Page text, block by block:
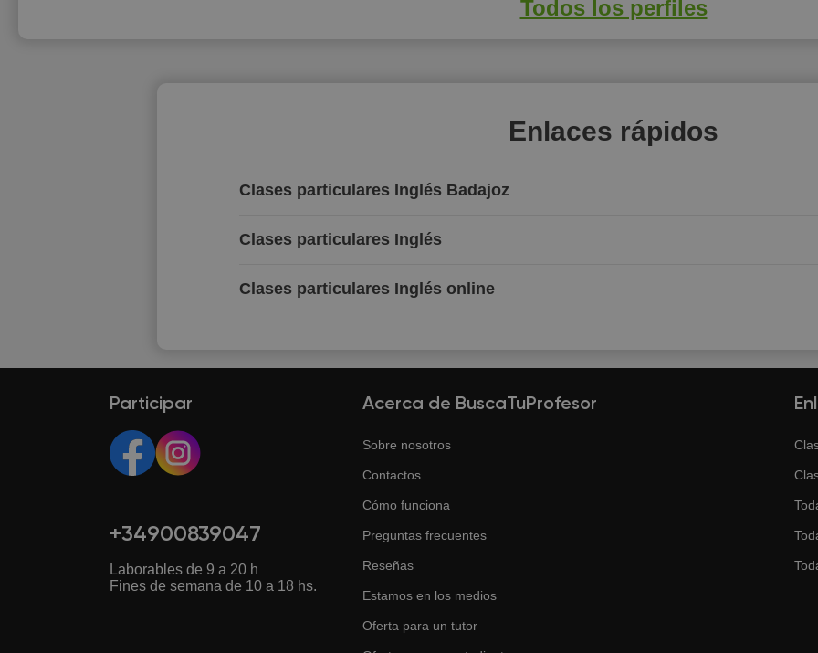
Todos los perfiles
Enlaces rápidos
Clases particulares Inglés Badajoz
Clases particulares Inglés
Clases particulares Inglés online
Participar
+34900839047
Laborables de 9 a 20 h
Fines de semana de 10 a 18 hs.
Acerca de BuscaTuProfesor
Sobre nosotros
Contactos
Cómo funciona
Preguntas frecuentes
Reseñas
Estamos en los medios
Oferta para un tutor